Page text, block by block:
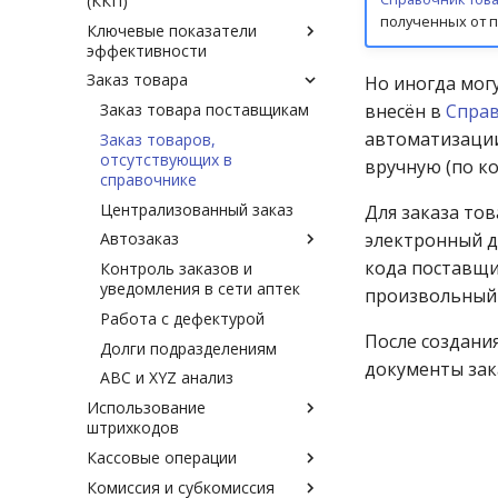
Приходование ингредиентов
Продажа готовых форм и
разовых рецептов
товара
Продажа товара между
разными юр. лицами
Аптека.ру, Здравсити
Ключевые показатели
эффективности
Система мотивации
персонала по показателям
KPI. Методология
внедрения системы
мотивации по KPI в аптеках.
Ввод данных и настройка
показателей
Отчёты по ключевым
показателям
эффективности
Заказ товара
Заказ товара поставщикам
Заказ товаров,
отсутствующих в
справочнике
Централизованный заказ
Автозаказ
Автоматизация заказа
Контроль заказов и
уведомления в сети аптек
Работа с дефектурой
Долги подразделениям
ABC и XYZ анализ
Использование
штрихкодов
Выбор штрихкодов -
внутренние или заводские
Кассовые операции
Кассовые операции в
Комиссия и субкомиссия
полученных от
Но иногда
внесён в
вручную (по
Для заказа
электронный
кода
После
документы